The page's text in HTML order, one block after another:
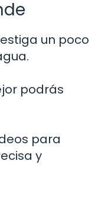
un poco
podrás
para
y